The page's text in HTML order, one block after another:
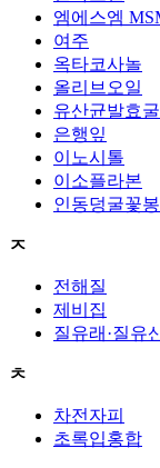
엠에스엠
여주
옥타코사놀
올리브오일
유산균발효
은행잎
이노시톨
이소플라본
인동덩굴꽃봉
ㅈ
전해질
제비집
질유래·질유
ㅊ
차전자피
초록입홍합